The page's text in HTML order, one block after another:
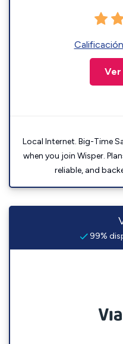
Ver
Local Internet. Big-Time
when you join Wisper.
reliable, and
99%